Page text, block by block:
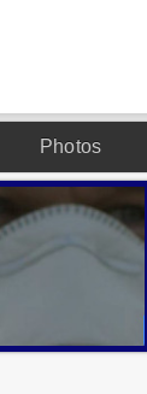
Photos